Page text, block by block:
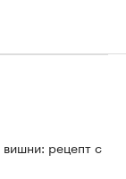
рецепт с